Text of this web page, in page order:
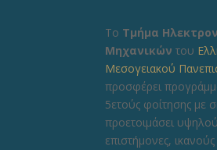
Το Τμήμα
Μηχανικώντου
Μεσογειακού
προσφέρει
5ετούς φοίτησης με
προετοιμάσει
επιστήμονες,